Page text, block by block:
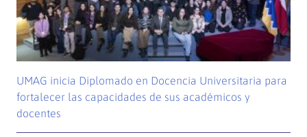
UMAG inicia Diplomado en Docencia Universitaria para
fortalecer las capacidades de sus académicos y
docentes